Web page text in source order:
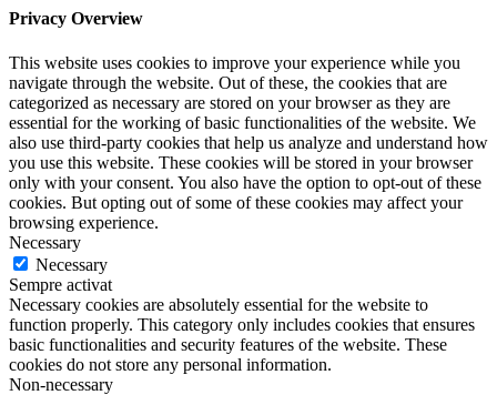
Privacy Overview
This website uses cookies to improve your experience while you
navigate through the website. Out of these, the cookies that are
categorized as necessary are stored on your browser as they are
essential for the working of basic functionalities of the website. We
also use third-party cookies that help us analyze and understand how
you use this website. These cookies will be stored in your browser
only with your consent. You also have the option to opt-out of these
cookies. But opting out of some of these cookies may affect your
browsing experience.
Necessary
Necessary
Sempre activat
Necessary cookies are absolutely essential for the website to
function properly. This category only includes cookies that ensures
basic functionalities and security features of the website. These
cookies do not store any personal information.
Non-necessary